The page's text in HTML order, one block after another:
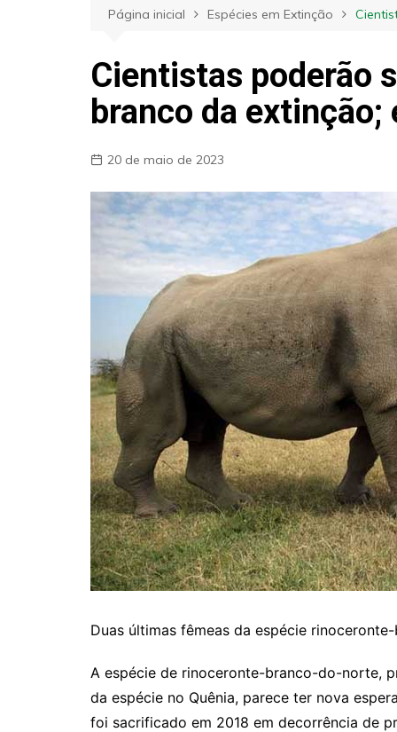
Página inicial Espécies em Extinção
Cientistas poderão
branco da extinção;
20 de maio de 2023
Duas últimas fêmeas da espécie
A espécie de rinoceronte-branco-do-norte,
da espécie no Quênia, parece ter nova
foi sacrificado em 2018 em decorrência de